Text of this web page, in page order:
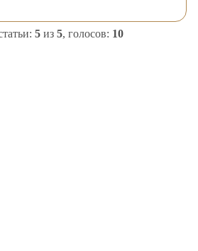
5 из 5, голосов: 10